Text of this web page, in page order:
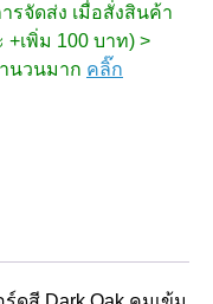
รจัดส่ง เมื่อสั่งสินค้า
+เพิ่ม 100 บาท) >
นวนมาก คลิ๊ก